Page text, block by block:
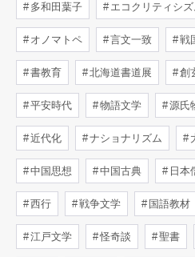
多和田葉子 エコクリティシ
オノマトペ 言文一致 戦
書教育 北海道書道展 創
平安時代 物語文学 源氏
近代化 ナショナリズム
中国思想 中国古典 日本
西行 戦争文学 国語教材
江戸文学 怪奇談 聖書